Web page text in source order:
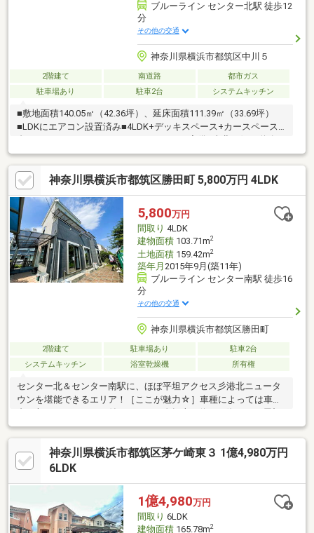
ブルーライン センター北駅 徒歩12
分
その他の交通
神奈川県横浜市都筑区中川５
2階建て 南道路
都市ガス
駐車場あり
駐車2台 システムキッチン
■敷地面積140.05㎡（42.36坪）、延床面積111.39㎡（33.69坪）
■LDKにエアコン設置済み■4LDK+デッキスペース+カースペース2
あり開放感のある立地■横浜市営地下鉄ブルーライン、グリーン
ライン「センター北」駅徒歩12分■横浜市営地下鉄ブルーライン
「中川」駅徒歩14分■駅前には商業施設多数あり■閑静な住宅街■
軽量鉄骨造2階建て、1997年8月築■都筑小学校が近く、子育てに
も安心な住環境※現況と図面が異なる場合は現況を優先します
神奈川県横浜市都筑区勝田町 5,800万円 4LDK
5,800万円
間取り 4LDK
建物面積103.71m2
土地面積159.42m2
築年月 2015年9月(築11年)
ブルーライン センター南駅 徒歩16
分
その他の交通
神奈川県横浜市都筑区勝田町
2階建て 駐車場あり
駐車2台
システムキッチン
浴室乾燥機 所有権
センター北＆センター南駅に、ほぼ平坦アクセス彡港北ニュータ
ウンを堪能できるエリア！［ここが魅力☆］車種によっては車２
ありは嬉しいですよね♪～暖色でかわいらしい、オシャレなお庭～
□南側には、平板ブロックを敷き詰めた庭スペース□ガーデニング
も楽しめるようレンガの花壇付き□大切な自転車を、庭側に停め
ることも可能≫全室南向き×その部屋もバルコニーに面してます！
で、直ぐに防犯カメラが設置可能自分たち好みの家に仕上げたい
方へ内装リフォームのご相談も乗ります♪
神奈川県横浜市都筑区茅ケ崎東３ 1億4,980万円
6LDK
1億4,980万円
間取り 6LDK
建物面積165.78m2